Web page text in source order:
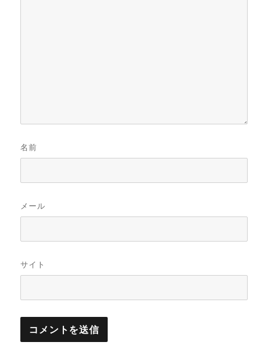
名前
メール
サイト